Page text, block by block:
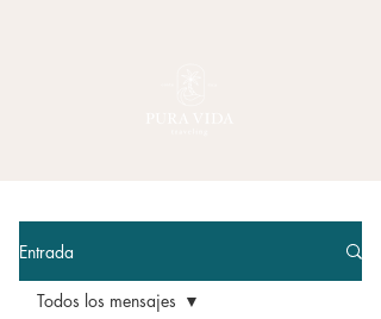
Entrada
Todos los mensajes